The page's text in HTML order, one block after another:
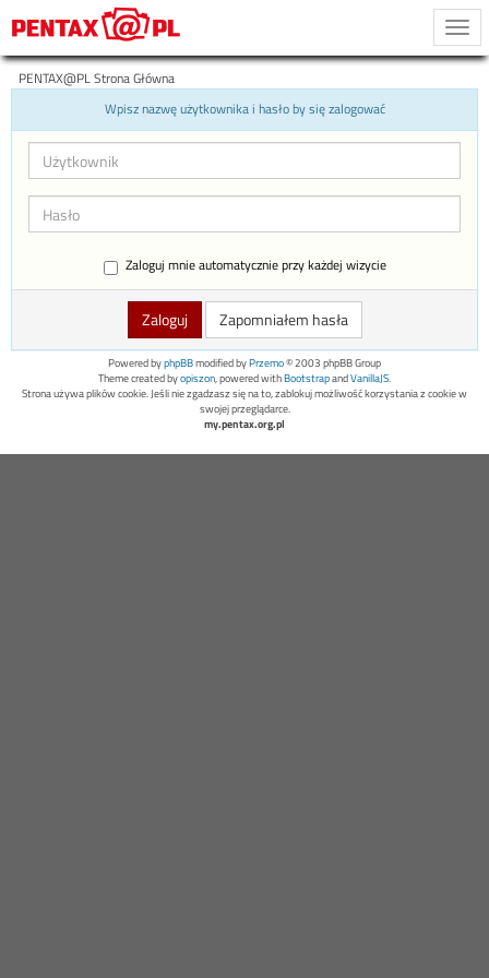
PENTAX@PL Strona Główna
Wpisz nazwę użytkownika i hasło by się zalogować
Zaloguj mnie automatycznie przy każdej wizycie
Zapomniałem hasła
Powered byphpBBmodified byPrzemo© 2003 phpBB Group
Theme created byopiszon, powered withBootstrapandVanillaJS.
Strona używa plików cookie. Jeśli nie zgadzasz się na to, zablokuj możliwość korzystania z cookie w
swojej przeglądarce.
my.pentax.org.pl